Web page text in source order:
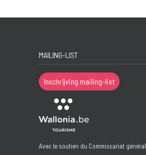
MAILING-LIST
Inschrijving mailing-list
Avec le soutien du Commissariat général